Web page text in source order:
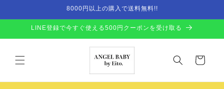
8000円以上の購入で送料無料!!
LINE登録で今すぐ使える500円クーポンを受け取る
Cart